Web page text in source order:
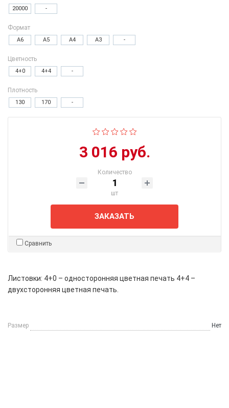
20000 -
Формат
А6 А5 А4 А3 -
Цветность
4+0 4+4 -
Плотность
130 170 -
3 016 руб.
Количество
шт
ЗАКАЗАТЬ
Сравнить
Листовки: 4+0 – односторонняя цветная печать 4+4 –
двухсторонняя цветная печать.
Размер Нет